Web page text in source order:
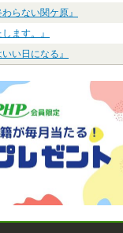
らない関ケ原』
ます。』
い日になる』